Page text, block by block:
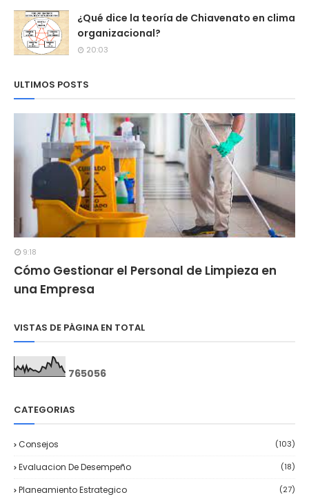
¿Qué dice la teoría de Chiavenato en clima
organizacional?
20:03
ULTIMOS POSTS
9:18
Cómo Gestionar el Personal de Limpieza en
una Empresa
VISTAS DE PÁGINA EN TOTAL
765056
CATEGORIAS
Consejos (103)
Evaluacion De Desempeño (18)
Planeamiento Estrategico (27)